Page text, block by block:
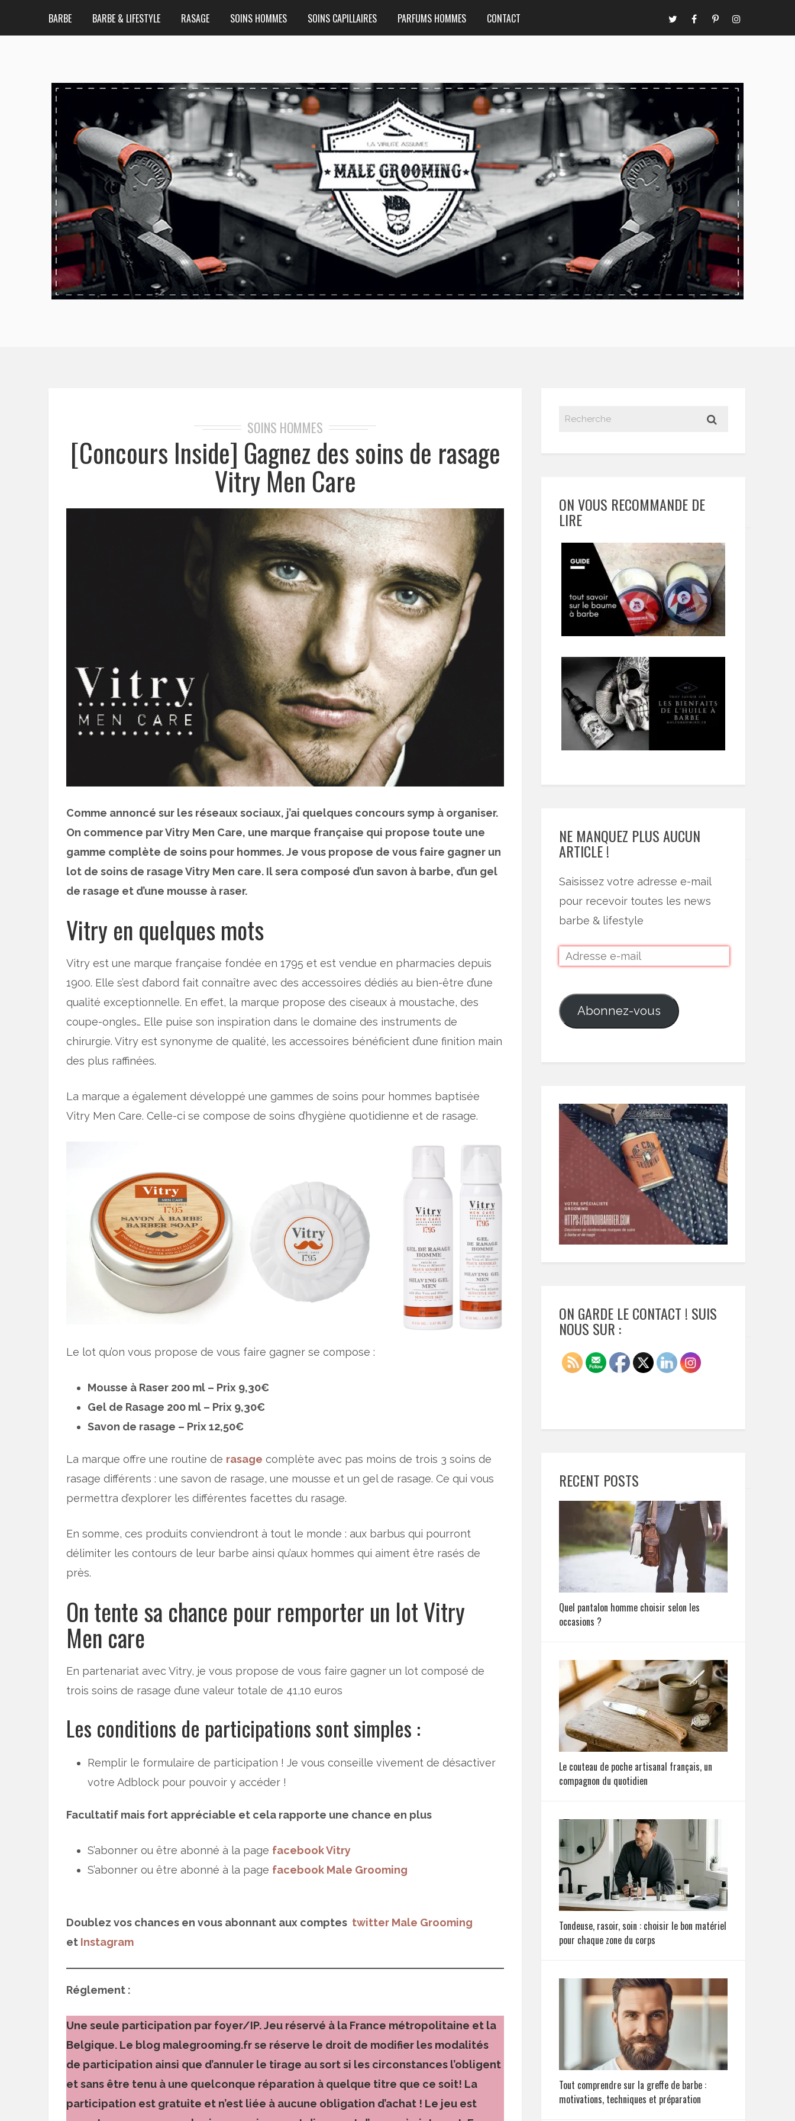
BARBE BARBE & LIFESTYLE RASAGE SOINS HOMMES SOINS CAPILLAIRES PARFUMS HOMMES CONTACT
SOINS HOMMES
[Concours Inside] Gagnez des soins de rasage
Vitry Men Care
Comme annoncé sur les réseaux sociaux, j’ai quelques concours symp à organiser.
On commence par Vitry Men Care, une marque française qui propose toute une
gamme complète de soins pour hommes. Je vous propose de vous faire gagner un
lot de soins de rasage Vitry Men care. Il sera composé d’un savon à barbe, d’un gel
de rasage et d’une mousse à raser.
Vitry en quelques mots
Vitry est une marque française fondée en 1795 et est vendue en pharmacies depuis
1900. Elle s’est d’abord fait connaître avec des accessoires dédiés au bien-être d’une
qualité exceptionnelle. En effet, la marque propose des ciseaux à moustache, des
coupe-ongles… Elle puise son inspiration dans le domaine des instruments de
chirurgie. Vitry est synonyme de qualité, les accessoires bénéficient d’une finition main
des plus raffinées.
La marque a également développé une gammes de soins pour hommes baptisée
Vitry Men Care. Celle-ci se compose de soins d’hygiène quotidienne et de rasage.
Le lot qu’on vous propose de vous faire gagner se compose :
Mousse à Raser 200 ml – Prix 9,30€
Gel de Rasage 200 ml – Prix 9,30€
Savon de rasage – Prix 12,50€
La marque offre une routine de rasage complète avec pas moins de trois 3 soins de
rasage différents : une savon de rasage, une mousse et un gel de rasage. Ce qui vous
permettra d’explorer les différentes facettes du rasage.
En somme, ces produits conviendront à tout le monde : aux barbus qui pourront
délimiter les contours de leur barbe ainsi qu’aux hommes qui aiment être rasés de
près.
On tente sa chance pour remporter un lot Vitry
Men care
En partenariat avec Vitry, je vous propose de vous faire gagner un lot composé de
trois soins de rasage d’une valeur totale de 41,10 euros
Les conditions de participations sont simples :
Remplir le formulaire de participation ! Je vous conseille vivement de désactiver
votre Adblock pour pouvoir y accéder !
Facultatif mais fort appréciable et cela rapporte une chance en plus
S’abonner ou être abonné à la page facebook Vitry
S’abonner ou être abonné à la page facebook Male Grooming
Doublez vos chances en vous abonnant aux comptes twitter Male Grooming
et Instagram
Réglement :
Une seule participation par foyer/IP. Jeu réservé à la France métropolitaine et la
Belgique. Le blog malegrooming.fr se réserve le droit de modifier les modalités
de participation ainsi que d’annuler le tirage au sort si les circonstances l’obligent
et sans être tenu à une quelconque réparation à quelque titre que ce soit! La
participation est gratuite et n’est liée à aucune obligation d’achat ! Le jeu est
ON VOUS RECOMMANDE DE
LIRE
NE MANQUEZ PLUS AUCUN
ARTICLE !
Saisissez votre adresse e-mail
pour recevoir toutes les news
barbe & lifestyle
Abonnez-vous
ON GARDE LE CONTACT ! SUIS
NOUS SUR :
RECENT POSTS
Quel pantalon homme choisir selon les
occasions ?
Le couteau de poche artisanal français, un
compagnon du quotidien
Tondeuse, rasoir, soin : choisir le bon matériel
pour chaque zone du corps
Tout comprendre sur la greffe de barbe :
motivations, techniques et préparation